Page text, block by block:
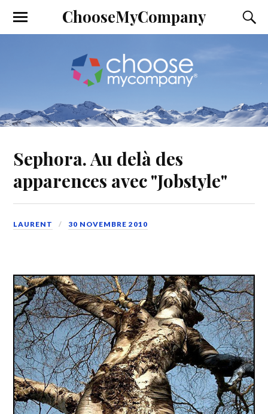
ChooseMyCompany
Sephora. Au delà des
apparences avec "Jobstyle"
LAURENT 30 NOVEMBRE 2010